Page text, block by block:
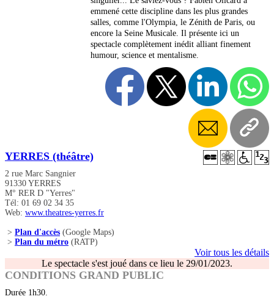
emmené cette discipline dans les plus grandes
salles, comme l'Olympia, le Zénith de Paris, ou
encore la Seine Musicale. Il présente ici un
spectacle complètement inédit alliant finement
humour, science et mentalisme.
YERRES (théâtre)
2 rue Marc Sangnier
91330 YERRES
M° RER D "Yerres"
Tél: 01 69 02 34 35
Web: www.theatres-yerres.fr
> Plan d'accès (Google Maps)
> Plan du métro (RATP)
Voir tous les détails
Le spectacle s'est joué dans ce lieu le 29/01/2023.
CONDITIONS GRAND PUBLIC
Durée 1h30.